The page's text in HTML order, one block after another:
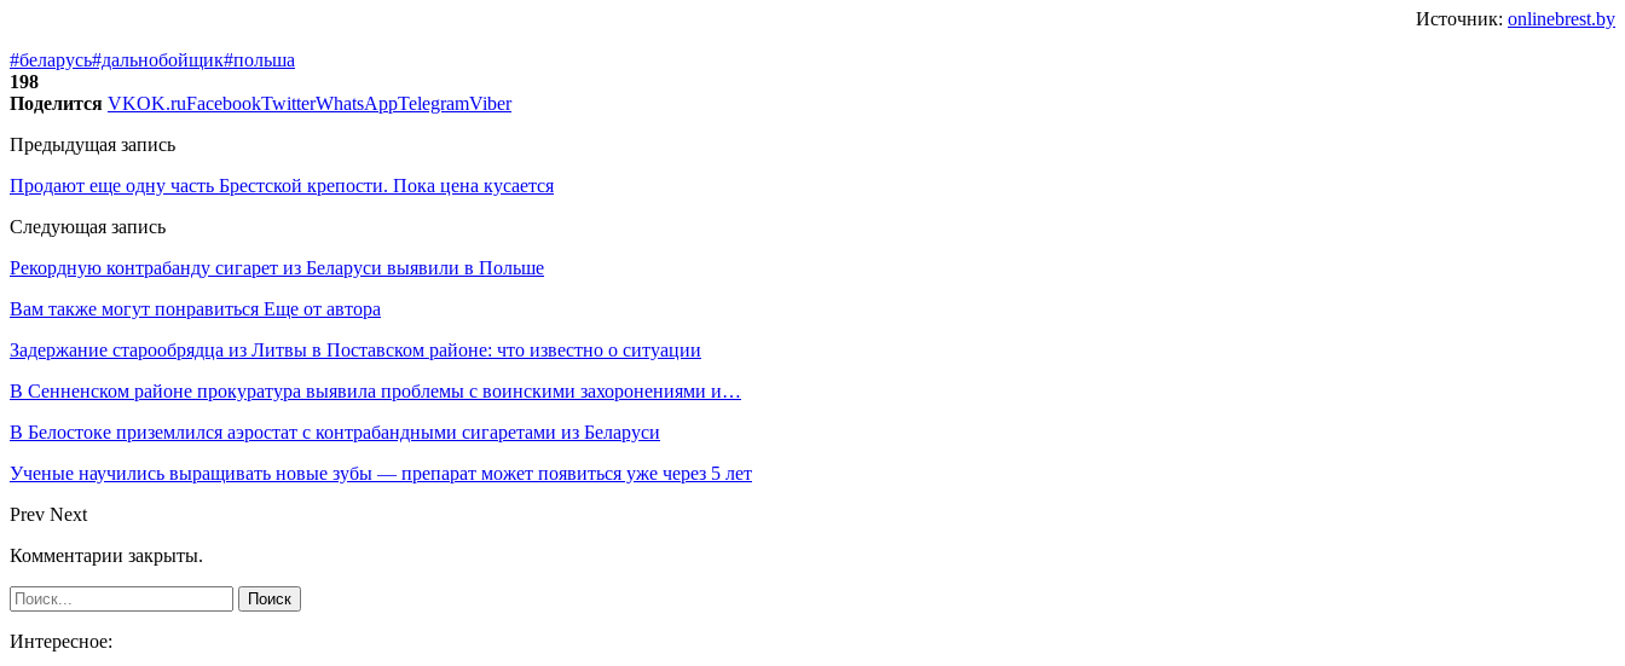
Источник: onlinebrest.by
#беларусь#дальнобойщик#польша
198
Поделится VKOK.ruFacebookTwitterWhatsAppTelegramViber
Предыдущая запись
Продают еще одну часть Брестской крепости. Пока цена кусается
Следующая запись
Рекордную контрабанду сигарет из Беларуси выявили в Польше
Вам также могут понравиться Еще от автора
Задержание старообрядца из Литвы в Поставском районе: что известно о ситуации
В Сенненском районе прокуратура выявила проблемы с воинскими захоронениями и…
В Белостоке приземлился аэростат с контрабандными сигаретами из Беларуси
Ученые научились выращивать новые зубы — препарат может появиться уже через 5 лет
Prev Next
Комментарии закрыты.
Интересное: